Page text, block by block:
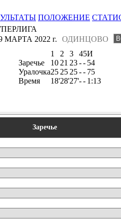
ПОЛОЖЕНИЕ
ОДИНЦОВО
МАРТА 2022 г.
1 2 3 45И
Заречье
10 21 23-- 54
Уралочка25 25 25-- 75
Время
18'28'27'-- 1:13
Заречье